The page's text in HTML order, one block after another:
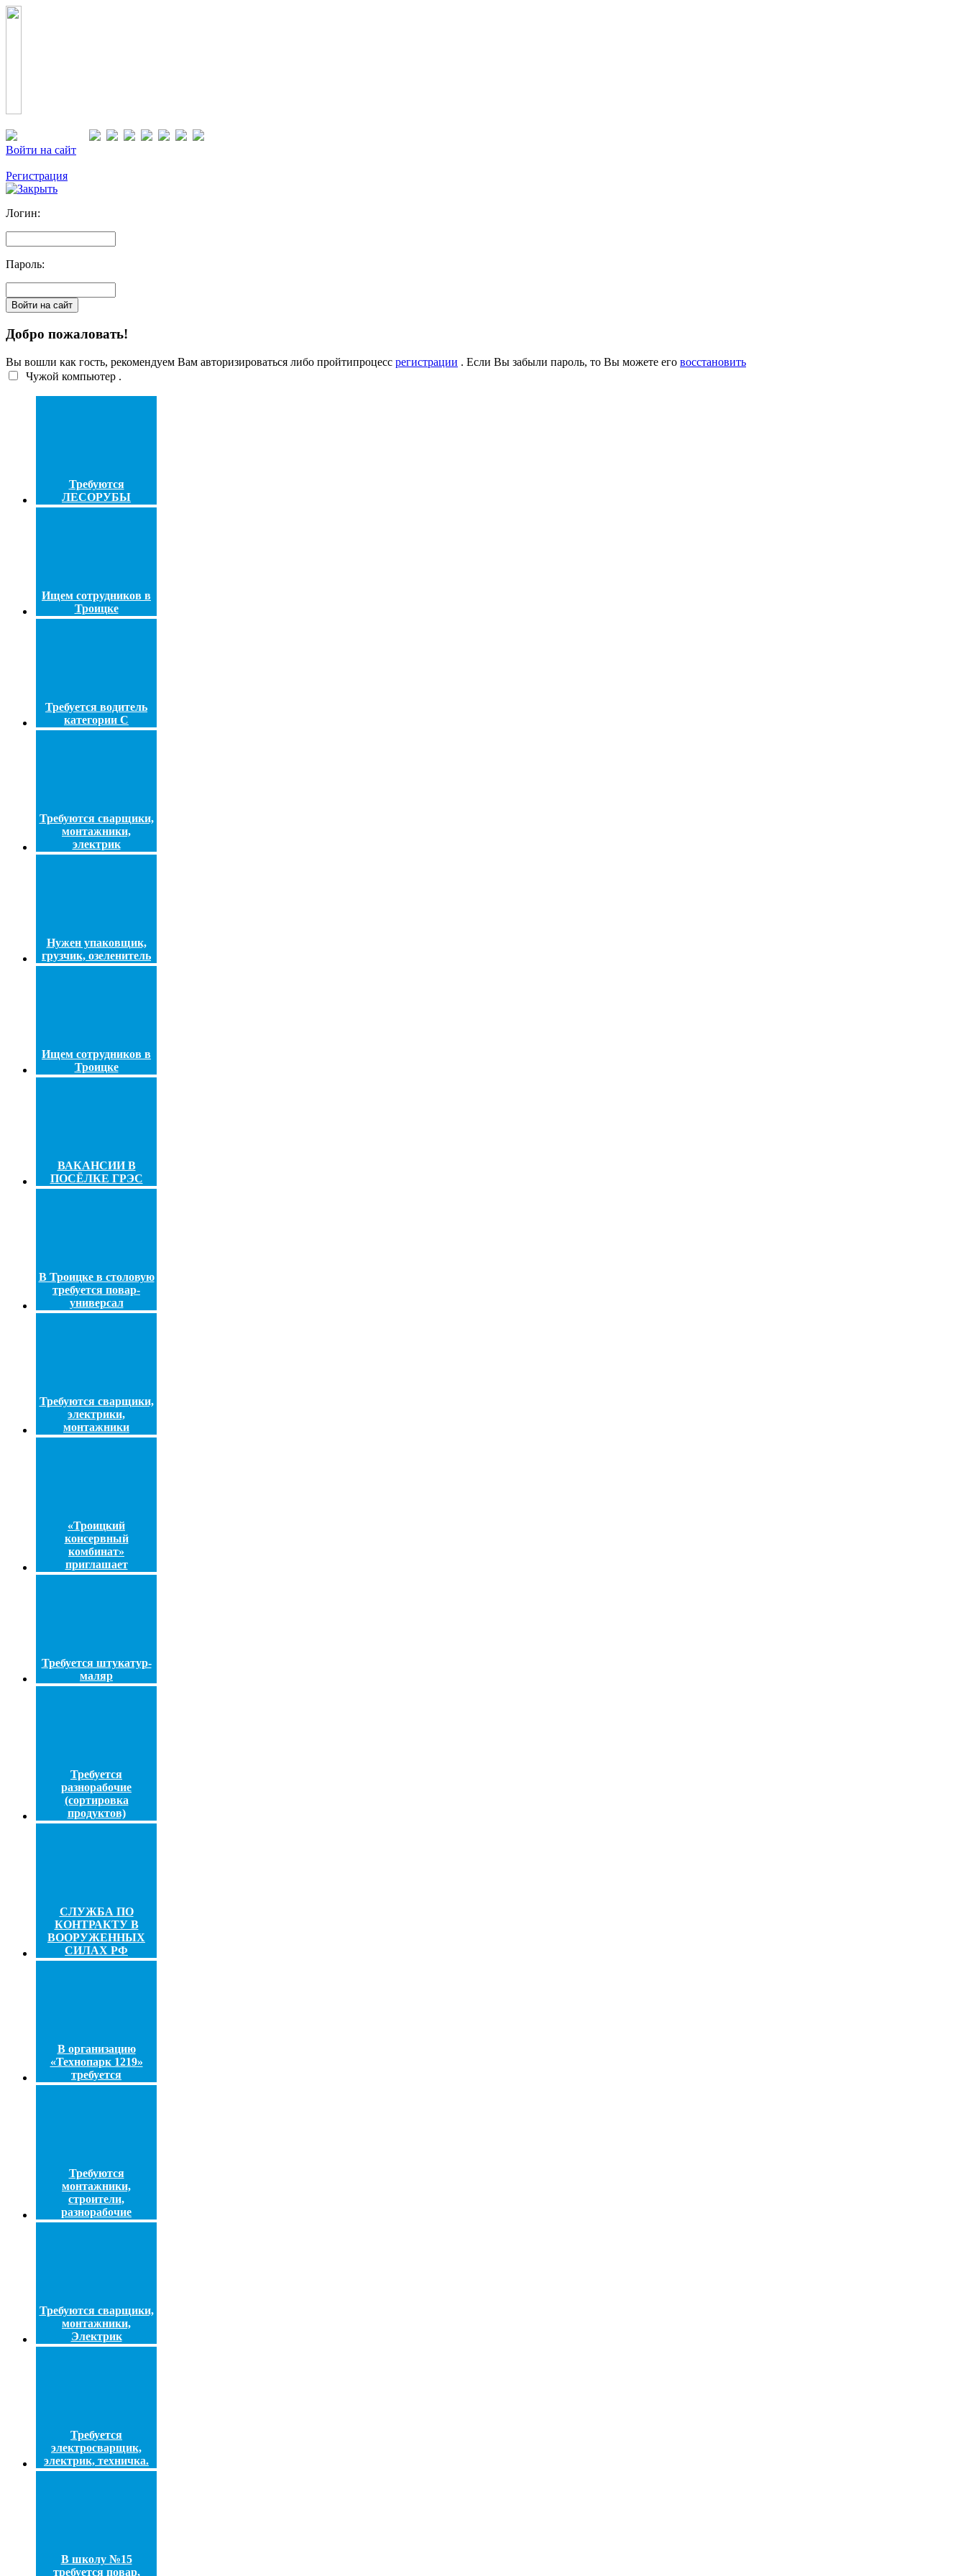
Войти на сайт
Регистрация
Логин:
Пароль:
Добро пожаловать!
Вы вошли как гость, рекомендуем Вам авторизироваться либо пройтипроцесс регистрации . Если Вы забыли пароль, то Вы можете его восстановить
Чужой компьютер .
Требуются
ЛЕСОРУБЫ
Ищем сотрудников в
Троицке
Требуется водитель
категории С
Требуются сварщики,
монтажники,
электрик
Нужен упаковщик,
грузчик, озеленитель
Ищем сотрудников в
Троицке
ВАКАНСИИ В
ПОСЁЛКЕ ГРЭС
В Троицке в столовую
требуется повар-
универсал
Требуются сварщики,
электрики,
монтажники
«Троицкий
консервный
комбинат»
приглашает
Требуется штукатур-
маляр
Требуется
разнорабочие
(сортировка
продуктов)
СЛУЖБА ПО
КОНТРАКТУ В
ВООРУЖЕННЫХ
СИЛАХ РФ
В организацию
«Технопарк 1219»
требуется
Требуются
монтажники,
строители,
разнорабочие
Требуются сварщики,
монтажники,
Электрик
Требуется
электросварщик,
электрик, техничка.
В школу №15
требуется повар,